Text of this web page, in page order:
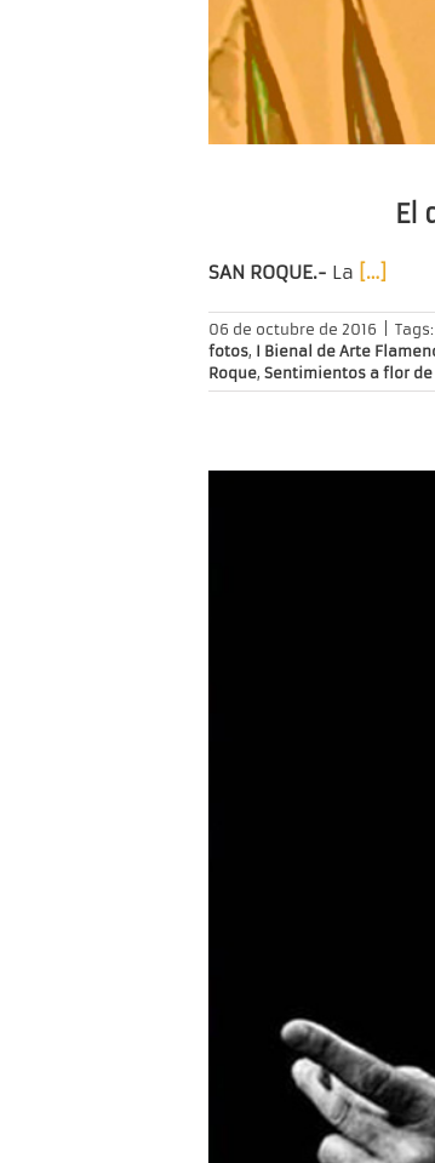
El
SAN ROQUE.- La […]
06 de octubre de 2016 Tags:
fotos, I Bienal de Arte
Roque, Sentimientos a flor de